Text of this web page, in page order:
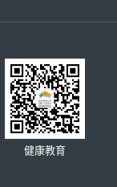
健康教育